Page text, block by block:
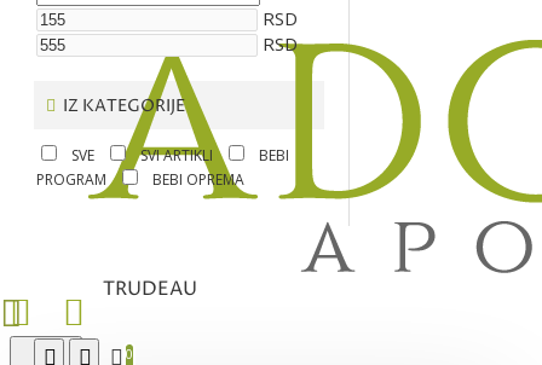
RSD
RSD
IZ KATEGORIJE
SVE SVI ARTIKLI
BEBI
PROGRAM
BEBI OPREMA
TRUDEAU
0